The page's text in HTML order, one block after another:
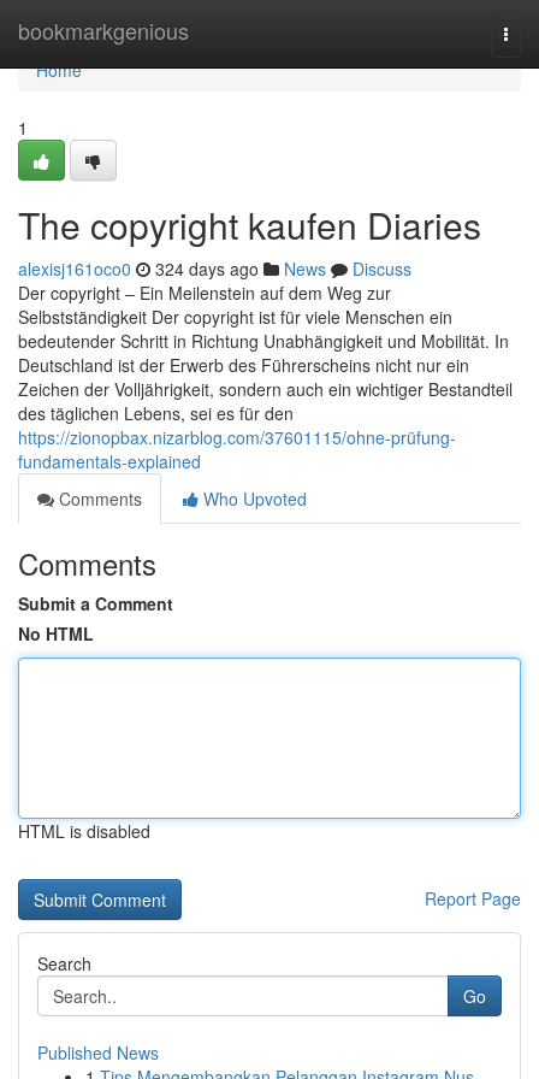
bookmarkgenious
Home
Home
1
The copyright kaufen Diaries
alexisj161oco0 324 days ago News
Discuss
Der copyright – Ein Meilenstein auf dem Weg zur
Selbstständigkeit Der copyright ist für viele Menschen ein
bedeutender Schritt in Richtung Unabhängigkeit und Mobilität. In
Deutschland ist der Erwerb des Führerscheins nicht nur ein
Zeichen der Volljährigkeit, sondern auch ein wichtiger Bestandteil
des täglichen Lebens, sei es für den
https://zionopbax.nizarblog.com/37601115/ohne-prüfung-
fundamentals-explained
Comments
Who Upvoted
Comments
Submit a Comment
No HTML
HTML is disabled
Report Page
Search
Go
Published News